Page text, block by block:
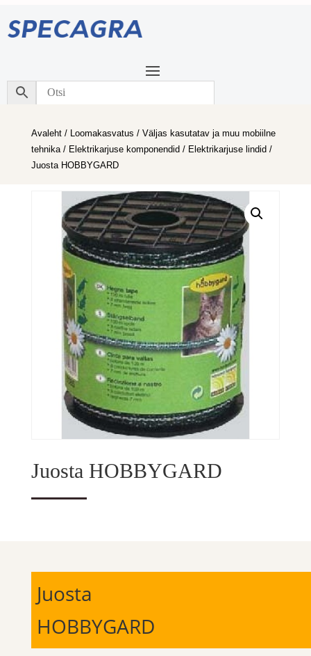
Avaleht/ Loomakasvatus / Väljas kasutatav ja muu mobiilne
tehnika/ Elektrikarjuse komponendid / Elektrikarjuse lindid /
Juosta HOBBYGARD
Juosta HOBBYGARD
Juosta
HOBBYGARD